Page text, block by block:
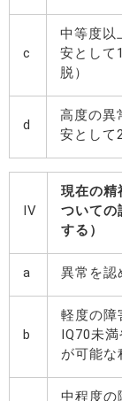
c
中等度以
安として
脱
d
高度の
安として
IV
現在の精
ついての
する）
a 異常を認
b
軽度の
IQ70未
が可能な
中程度の